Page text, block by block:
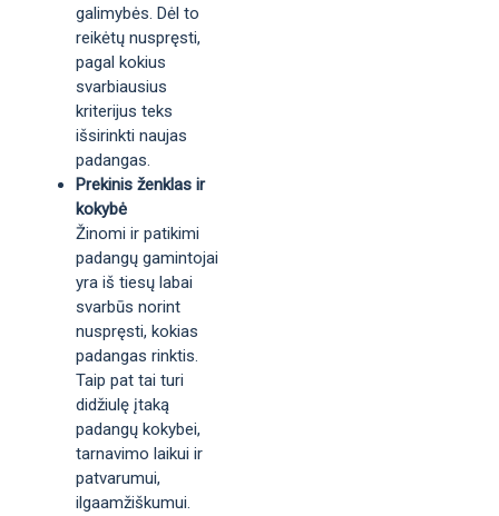
galimybės. Dėl to
reikėtų nuspręsti,
pagal kokius
svarbiausius
kriterijus teks
išsirinkti naujas
padangas.
Prekinis ženklas ir
kokybė
Žinomi ir patikimi
padangų gamintojai
yra iš tiesų labai
svarbūs norint
nuspręsti, kokias
padangas rinktis.
Taip pat tai turi
didžiulę įtaką
padangų kokybei,
tarnavimo laikui ir
patvarumui,
ilgaamžiškumui.